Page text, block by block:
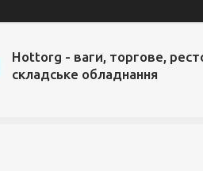
Hottorg - ваги, торгове,
складське обладнання